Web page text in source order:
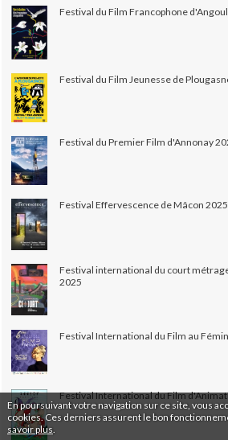
En poursuivant votre navigation sur ce site, vous
cookies. Ces derniers assurent le bon
savoir plus
Festival du Film Francophone
Festival du Film Jeunesse de
Festival du Premier Film d'Annonay
Festival Effervescence de Mâcon 2025
Festival international du court
2025
Festival International du Film au
Festival International du Film